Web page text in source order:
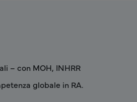
– con MOH, INHRR
globale in RA.